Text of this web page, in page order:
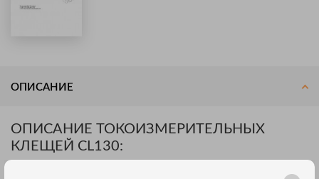
ОПИСАНИЕ
ОПИСАНИЕ ТОКОИЗМЕРИТЕЛЬНЫХ
КЛЕЩЕЙ CL130: